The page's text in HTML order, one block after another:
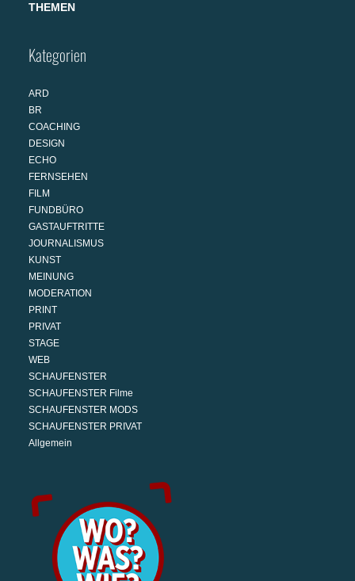
THEMEN
Kategorien
ARD
BR
COACHING
DESIGN
ECHO
FERNSEHEN
FILM
FUNDBÜRO
GASTAUFTRITTE
JOURNALISMUS
KUNST
MEINUNG
MODERATION
PRINT
PRIVAT
STAGE
WEB
SCHAUFENSTER
SCHAUFENSTER Filme
SCHAUFENSTER MODS
SCHAUFENSTER PRIVAT
Allgemein